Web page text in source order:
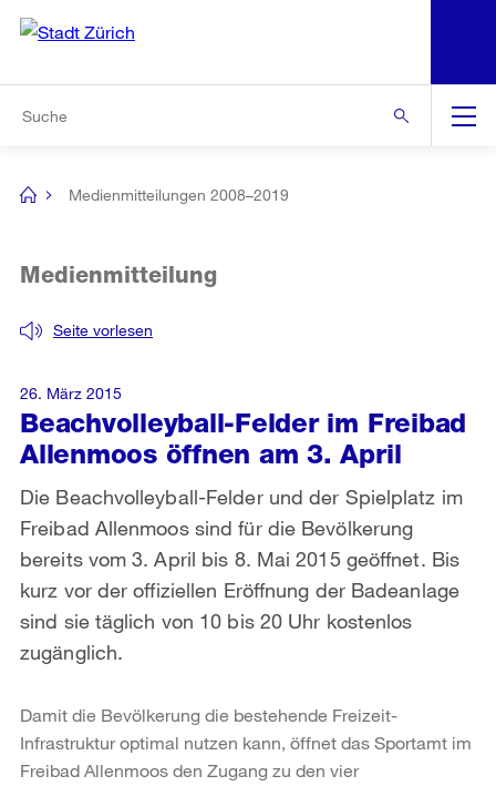
Navigation
[no
Medienmitteilungen 2008–2019
Beachvolleyball-Felder im Freibad
Allenmoos öffnen am 3. April
Seite vorlesen
Medienmitteilung
Die Beachvolleyball-Felder und der Spielplatz im
Freibad Allenmoos sind für die Bevölkerung
bereits vom 3. April bis 8. Mai 2015 geöffnet. Bis
kurz vor der offiziellen Eröffnung der Badeanlage
sind sie täglich von 10 bis 20 Uhr kostenlos
zugänglich.
26. März 2015
Damit die Bevölkerung die bestehende Freizeit-
Infrastruktur optimal nutzen kann, öffnet das Sportamt im
Freibad Allenmoos den Zugang zu den vier